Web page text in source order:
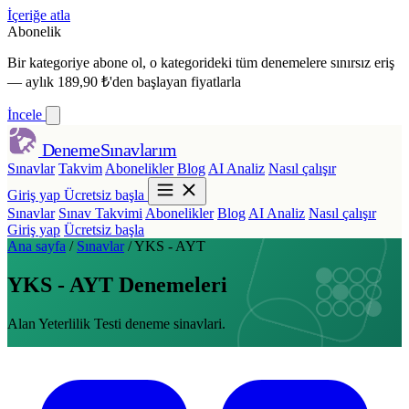
İçeriğe atla
Abonelik
Bir kategoriye abone ol, o kategorideki tüm denemelere sınırsız eriş
— aylık 189,90 ₺'den başlayan fiyatlarla
İncele
DenemeSınavlarım
Sınavlar Takvim Abonelikler Blog AI Analiz Nasıl çalışır
Giriş yap Ücretsiz başla
Sınavlar Sınav Takvimi Abonelikler Blog AI Analiz Nasıl çalışır
Giriş yap Ücretsiz başla
Ana sayfa / Sınavlar /YKS - AYT
YKS - AYT Denemeleri
Alan Yeterlilik Testi deneme sinavlari.